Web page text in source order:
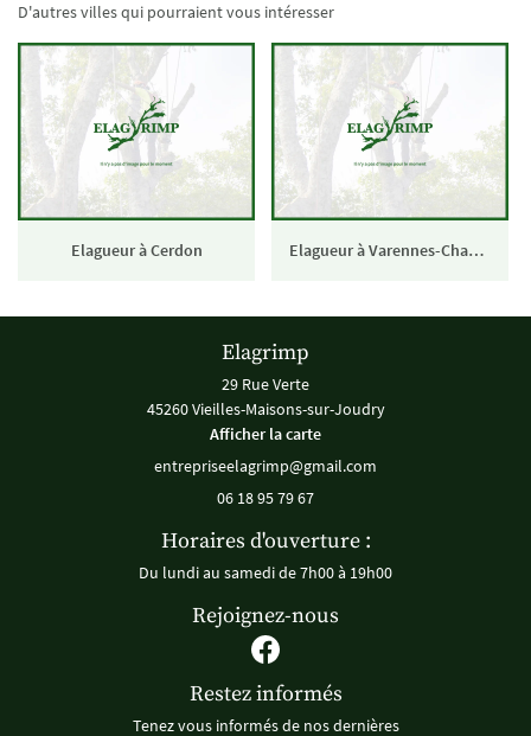
D'autres villes qui pourraient vous intéresser
Elagueur à Cerdon Elagueur à Varennes-Changy
Elagrimp
29 Rue Verte
45260 Vieilles-Maisons-sur-Joudry
Afficher la carte
06 18 95 79 67
Horaires d'ouverture :
Du lundi au samedi de 7h00 à 19h00
Rejoignez-nous
Restez informés
Tenez vous informés de nos dernières